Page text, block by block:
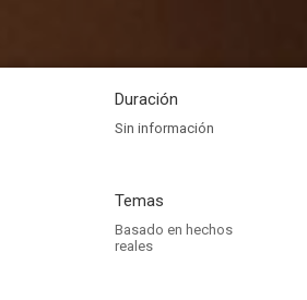
Duración
Sin información
Temas
Basado en hechos
reales